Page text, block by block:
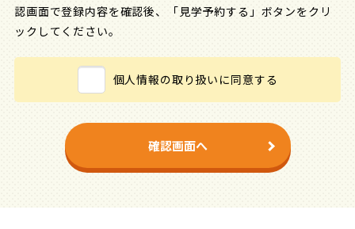
認画面で登録内容を確認後、「見学予約する」ボタンをクリ
ックしてください。
個人情報の取り扱いに同意する
確認画面へ